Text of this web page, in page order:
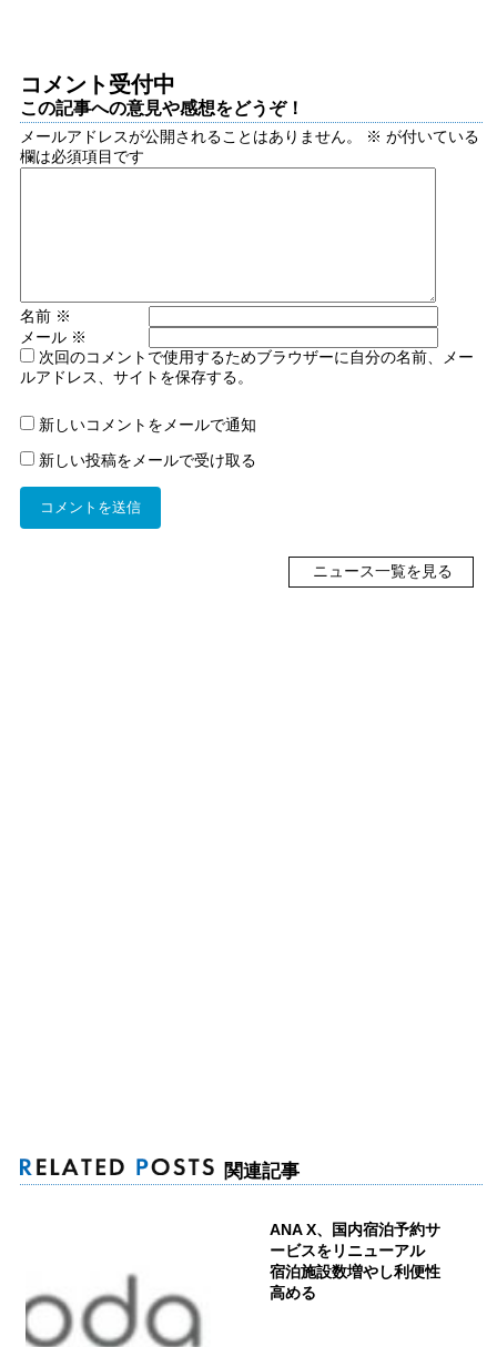
コメント受付中
この記事への意見や感想をどうぞ！
メールアドレスが公開されることはありません。 ※ が付いている
欄は必須項目です
名前 ※
メール ※
次回のコメントで使用するためブラウザーに自分の名前、メー
ルアドレス、サイトを保存する。
新しいコメントをメールで通知
新しい投稿をメールで受け取る
ニュース一覧を見る
関連記事
ANA X、国内宿泊予約サ
ービスをリニューアル
宿泊施設数増やし利便性
高める